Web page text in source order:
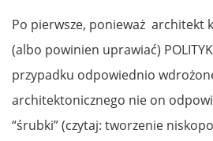
Po pierwsze, ponieważ architekt
(albo powinien uprawiać)
przypadku odpowiednio
architektonicznego nie on
“śrubki” (czytaj: tworzenie